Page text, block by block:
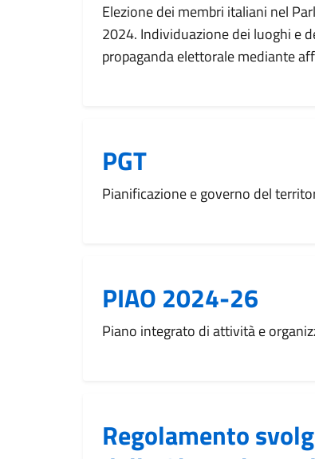
Elezione dei membri italiani nel
2024. Individuazione dei luoghi e
propaganda elettorale mediante
PGT
Pianificazione e governo del
PIAO 2024-26
Piano integrato di attività e
Regolamento